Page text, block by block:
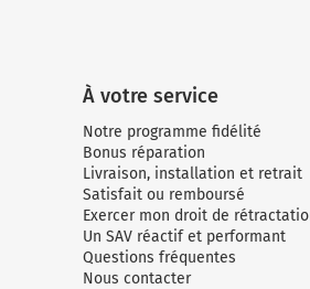
À votre service
Notre programme fidélité
Bonus réparation
Livraison, installation et retrait
Satisfait ou remboursé
Exercer mon droit de
Un SAV réactif et performant
Questions fréquentes
Nous contacter